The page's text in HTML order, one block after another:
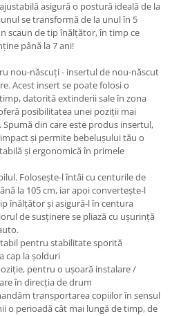
asigură o postură ideală de la
se transformă de la unul în 5
scaun de tip înălțător, în timp ce
până la 7 ani!
nou-născuți - insertul de nou-născut
Acest insert se poate folosi o
datorită extinderii sale în zona
posibilitatea unei poziții mai
Spumă din care este produs insertul,
și permite bebelușului tău o
și ergonomică în primele
Folosește-l întâi cu centurile de
la 105 cm, iar apoi convertește-l
înălțător și asigură-l în centura
de susținere se pliază cu ușurință
pentru stabilitate sporită
cap la șolduri
pentru o ușoară instalare /
în direcția de drum
transportarea copiilor în sensul
o perioadă cât mai lungă de timp, de